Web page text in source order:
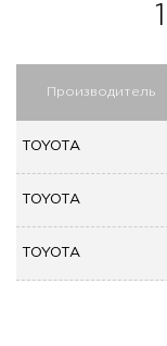
Производитель
TOYOTA
TOYOTA
TOYOTA